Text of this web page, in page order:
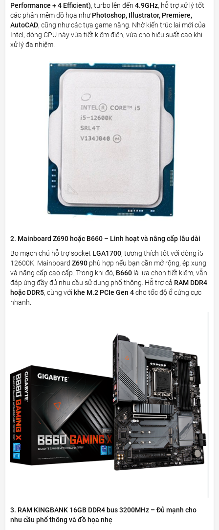
Performance + 4 Efficient), turbo lên đến4.9GHz, hỗ trợ xử lý tốt
các phần mềm đồ họa nhưPhotoshop, Illustrator, Premiere,
AutoCAD, cũng như các tựa game nặng. Nhờ kiến trúc lai mới của
Intel, dòng CPU này vừa tiết kiệm điện, vừa cho hiệu suất cao khi
xử lý đa nhiệm.
2. Mainboard Z690 hoặc B660 – Linh hoạt và nâng cấp lâu dài
Bo mạch chủ hỗ trợ socket LGA1700, tương thích tốt với dòng i5
12600K. MainboardZ690 phù hợp nếu bạn cần mở rộng, ép xung
và nâng cấp cao cấp. Trong khi đó, B660 là lựa chọn tiết kiệm, vẫn
đáp ứng đầy đủ nhu cầu sử dụng phổ thông. Hỗ trợ cả RAM DDR4
hoặc DDR5, cùng với khe M.2 PCIe Gen 4cho tốc độ ổ cứng cực
nhanh.
3. RAM KINGBANK 16GB DDR4 bus 3200MHz – Đủ mạnh cho
nhu cầu phổ thông và đồ họa nhẹ